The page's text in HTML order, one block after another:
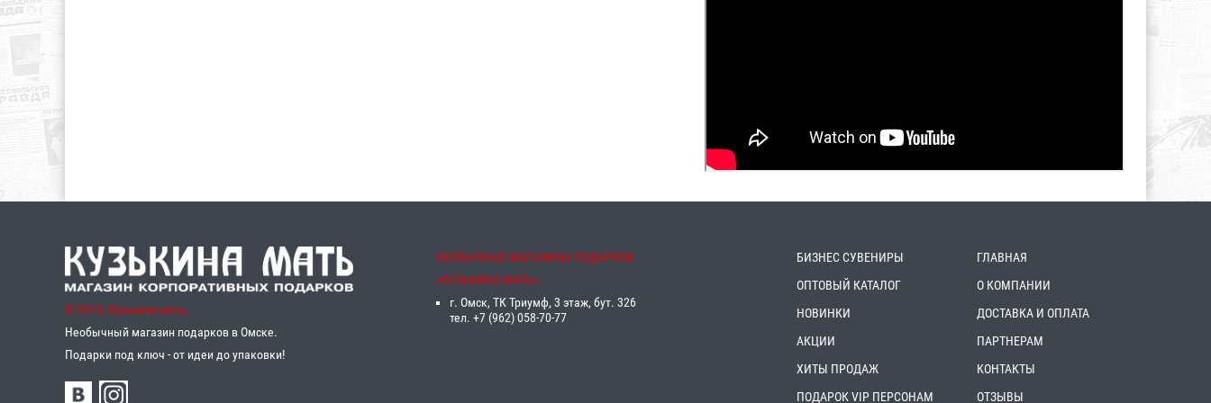
© 2015, Кузькина мать,
Необычный магазин подарков в Омске.
Подарки под ключ - от идеи до упаковки!
НЕОБЫЧНЫЕ МАГАЗИНЫ ПОДАРКОВ
«‎КУЗЬКИНА МАТЬ»‎:
г. Омск, ТК Триумф, 3 этаж, бут. 326
тел. +7 (962) 058-70-77
БИЗНЕС СУВЕНИРЫ
ОПТОВЫЙ КАТАЛОГ
НОВИНКИ
АКЦИИ
ХИТЫ ПРОДАЖ
ПОДАРОК VIP ПЕРСОНАМ
ГЛАВНАЯ
О КОМПАНИИ
ДОСТАВКА И ОПЛАТА
ПАРТНЕРАМ
КОНТАКТЫ
ОТЗЫВЫ